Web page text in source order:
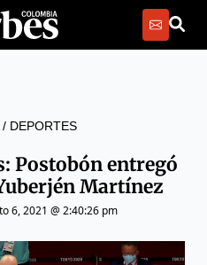
DEPORTES
Postobón entregó
Martínez
6, 2021 @ 2:40:26 pm